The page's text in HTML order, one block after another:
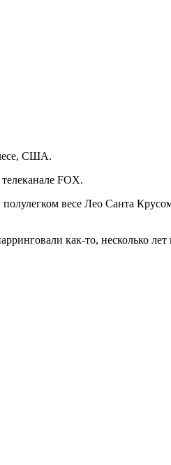
США.
FOX.
весе Лео Санта
как-то, несколько лет